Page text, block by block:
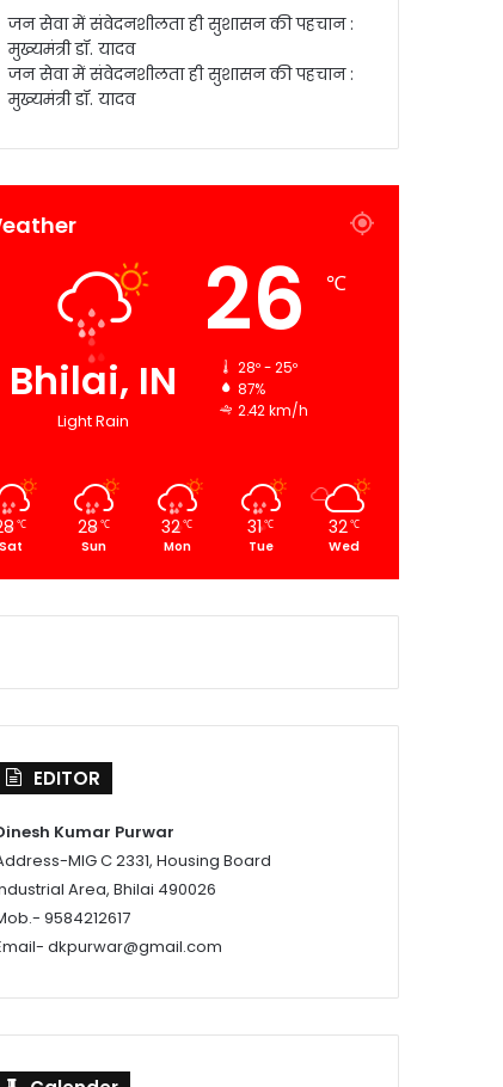
जन सेवा में संवेदनशीलता ही सुशासन की पहचान :
मुख्यमंत्री डॉ. यादव
जन सेवा में संवेदनशीलता ही सुशासन की पहचान :
मुख्यमंत्री डॉ. यादव
Bhilai, IN
Light Rain
26 ℃
28º - 25º
87%
2.42 km/h
℃
Sat
28 ℃
Sun
32℃
Mon
31℃
Tue
32℃
Wed
EDITOR
Kumar Purwar
MIG C 2331, Housing Board
Area, Bhilai 490026
9584212617
dkpurwar@gmail.com